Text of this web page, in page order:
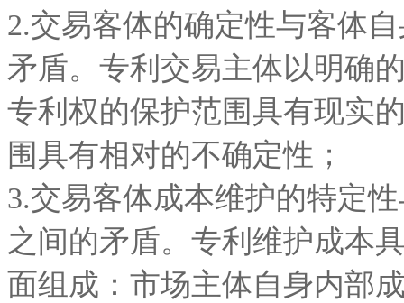
2.交易客体的确定性与客体
矛盾。专利交易主体以明确
专利权的保护范围具有现实
围具有相对的不确定性；
3.交易客体成本维护的特定
之间的矛盾。专利维护成本
面组成：市场主体自身内部